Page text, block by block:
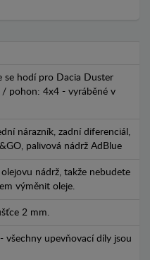
se hodí pro Dacia Duster
/ pohon: 4x4 - vyráběné v
nárazník, zadní diferenciál,
palivová nádrž AdBlue
nádrž, takže nebudete
výměnit oleje.
2 mm.
všechny upevňovací díly jsou